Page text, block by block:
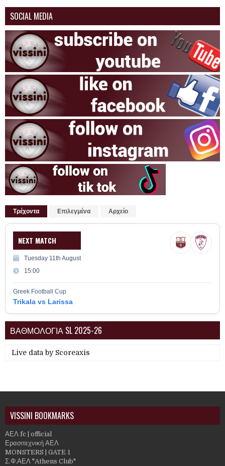
SOCIAL MEDIA
Τρέχοντα Επιλεγμένα Αρχείο
NEXT MATCH
Tuesday 11th August
15:00
Greek Football Cup
Trikala vs Larissa
ΒΑΘΜΟΛΟΓΙΑ SL 2025-26
Live data by Scoreaxis
VISSINI BOOKMARKS
ΑΕΛ fc | official
Ερασιτεχνική ΑΕΛ
MONSTERS | GATE 1
Σ.Φ.ΑΕΛ "Athens Club"